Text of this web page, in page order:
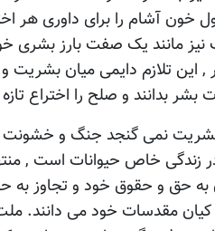
آشام را برای داوری هر
نیز مانند یک صفت بارز بشری
تلازم دایمی میان بشریت و
بدانند و صلح را اختراع
نمی گنجد جنگ و
خاص حیوانات است ,
حق و حقوق خود و تجاوز به
کیان مقدسات خود می دانند.